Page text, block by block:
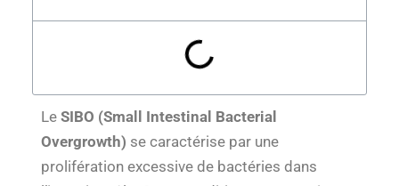
LeSIBO (Small Intestinal Bacterial
Overgrowth) se caractérise par une
prolifération excessive de bactéries dans